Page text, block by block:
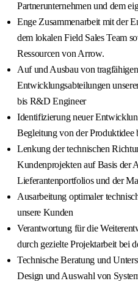
Partnerunternehmen und dem
Enge Zusammenarbeit mit der
dem lokalen Field Sales Team
Ressourcen von Arrow.
Auf und Ausbau von
Entwicklungsabteilungen
bis R&D Engineer
Identifizierung neuer
Begleitung von der Produktidee
Lenkung der technischen
Kundenprojekten auf Basis der
Lieferantenportfolios und der
Ausarbeitung optimaler
unsere Kunden
Verantwortung für die
durch gezielte Projektarbeit bei
Technische Beratung und
Design und Auswahl von